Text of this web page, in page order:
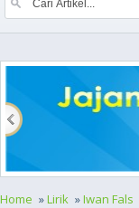
Home »Lirik »Iwan Fals